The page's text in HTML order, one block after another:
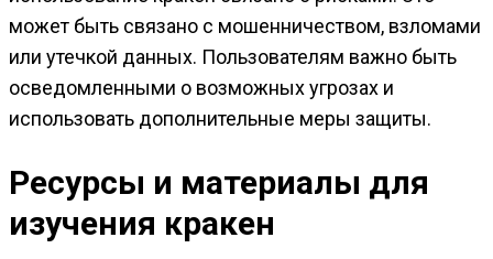
может быть связано с мошенничеством, взломами
или утечкой данных. Пользователям важно быть
осведомленными о возможных угрозах и
использовать дополнительные меры защиты.
Ресурсы и материалы для
изучения кракен